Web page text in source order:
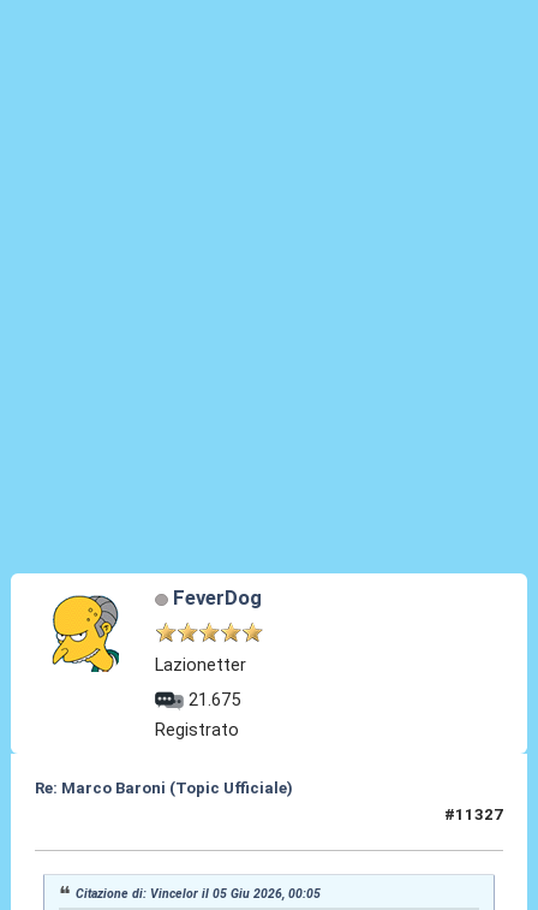
FeverDog
Lazionetter
21.675
Registrato
Re: Marco Baroni (Topic Ufficiale)
#11327
Citazione di: Vincelor il 05 Giu 2026, 00:05